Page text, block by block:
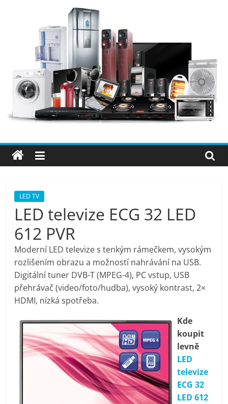
Elektro
OK
–
nejlepší
elektronika
porovnání,
pračky,
televize,
notebooky,
mobilní
telefony,
kávovary,
LED TV
LED televize ECG 32 LED
612 PVR
Moderní LED televize s tenkým rámečkem, vysokým
rozlišením obrazu a možností nahrávání na USB.
Digitální tuner DVB-T (MPEG-4), PC vstup, USB
přehrávač (video/foto/hudba), vysoký kontrast, 2×
HDMI, nízká spotřeba.
Kde
koupit
levně
LED
televize
ECG 32
LED 612